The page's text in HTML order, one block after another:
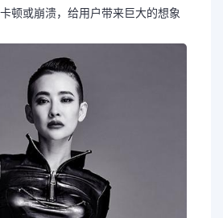
顿或崩溃，给用户带来巨大的想象